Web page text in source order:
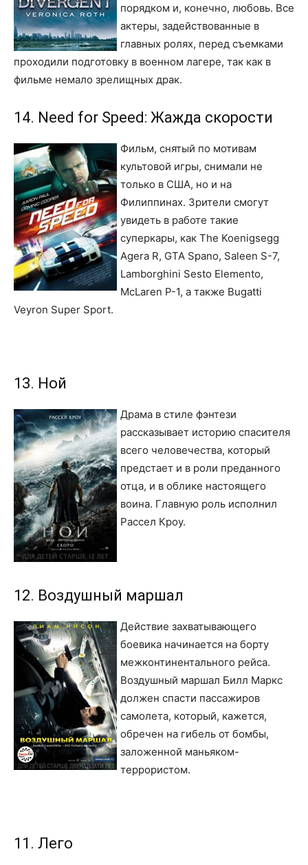
порядком и, конечно, любовь. Все
актеры, задействованные в
главных ролях, перед съемками
проходили подготовку в военном лагере, так как в
фильме немало зрелищных драк.
14. Need for Speed: Жажда скорости
Фильм, снятый по мотивам
культовой игры, снимали не
только в США, но и на
Филиппинах. Зрители смогут
увидеть в работе такие
суперкары, как The Koenigsegg
Agera R, GTA Spano, Saleen S-7,
Lamborghini Sesto Elemento,
McLaren P-1, а также Bugatti
Veyron Super Sport.
13. Ной
Драма в стиле фэнтези
рассказывает историю спасителя
всего человечества, который
предстает и в роли преданного
отца, и в облике настоящего
воина. Главную роль исполнил
Рассел Кроу.
12. Воздушный маршал
Действие захватывающего
боевика начинается на борту
межконтинентального рейса.
Воздушный маршал Билл Маркс
должен спасти пассажиров
самолета, который, кажется,
обречен на гибель от бомбы,
заложенной маньяком-
террористом.
11. Лего